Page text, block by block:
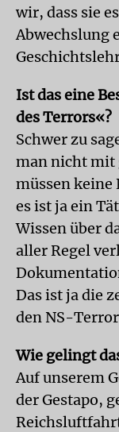
wir, dass sie
Abwechslung
Ist das eine
des Terrors«?
Schwer zu
man nicht mit
müssen keine
es ist ja ein
Wissen über
aller Regel
Das ist ja die
den NS-
Wie gelingt
Auf unserem
der Gestapo,